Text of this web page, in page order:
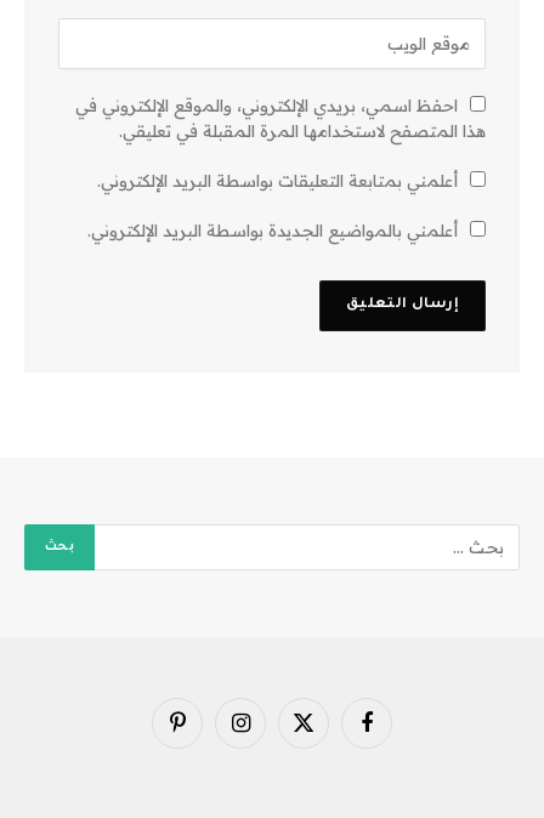
احفظ اسمي، بريدي الإلكتروني، والموقع الإلكتروني في
هذا المتصفح لاستخدامها المرة المقبلة في تعليقي.
أعلمني بمتابعة التعليقات بواسطة البريد الإلكتروني.
أعلمني بالمواضيع الجديدة بواسطة البريد الإلكتروني.
فيسبوك X
الانستغرامبينتيريست